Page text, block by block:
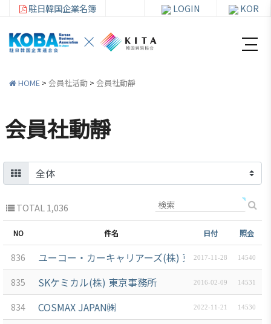
韓
企
介
ご挨
拶
設立
目的/
沿革
会員
社加
韓企連
会員加
入
会員権
利·義務
·特典
員
動
分科委
員会
クラブ
（同好
料
お知ら
せ・イ
ベント
貿易通
商情報
セミナ
ー
駐日韓国企業名簿 KOR
LOGIN
HOME > 会員社活動 > 会員社動靜
会員社動靜
TOTAL 1,036
NO 件名 日付 照会
836 ユーコー・カーキャリアーズ(株) 東京支店
2017-11-28 14540
835 SKケミカル(株) 東京事務所 2016-02-09 14531
834 COSMAX JAPAN㈱ 2022-11-21 14530